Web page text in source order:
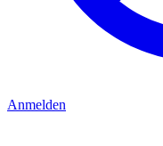
Anmelden